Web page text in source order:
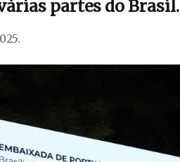
partes do Brasil.